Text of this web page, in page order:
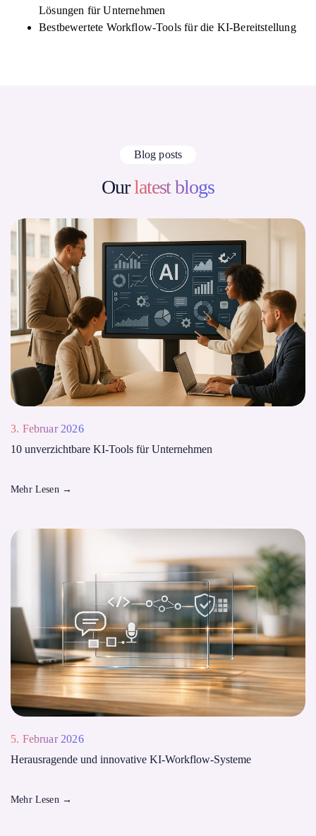
Lösungen für Unternehmen
Bestbewertete Workflow-Tools für die KI-Bereitstellung
Blog posts
Ourlatest blogs
3. Februar 2026
10 unverzichtbare KI-Tools für Unternehmen
Mehr Lesen →
5. Februar 2026
Herausragende und innovative KI-Workflow-Systeme
Mehr Lesen →